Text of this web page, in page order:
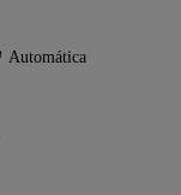
Automática